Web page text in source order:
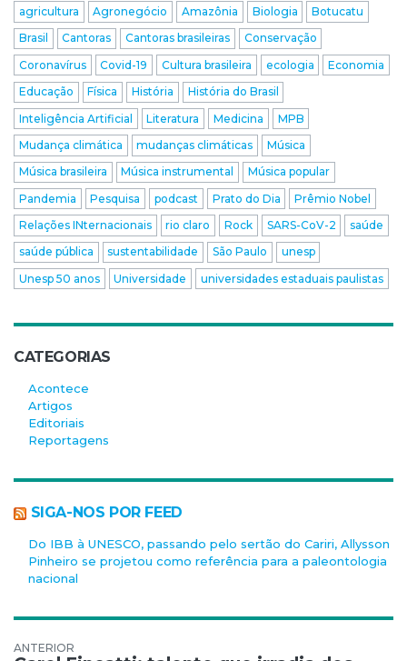
agricultura Agronegócio Amazônia Biologia
Botucatu
Brasil
Cantoras Cantoras brasileiras
Conservação
Coronavírus
Covid-19 Cultura brasileira ecologia
Economia
Educação
Física História
História do Brasil
Inteligência Artificial
Literatura Medicina
MPB
Mudança climática
mudanças climáticas
Música
Música brasileira
Música instrumental
Música popular
Pandemia
Pesquisa podcast Prato do Dia
Prêmio Nobel
Relações INternacionais
rio claro Rock SARS-CoV-2
saúde
saúde pública
sustentabilidade São Paulo
unesp
Unesp 50 anos
Universidade universidades estaduais paulistas
CATEGORIAS
Acontece
Artigos
Editoriais
Reportagens
SIGA-NOS POR FEED
Do IBB à UNESCO, passando pelo sertão do Cariri, Allysson
Pinheiro se projetou como referência para a paleontologia
nacional